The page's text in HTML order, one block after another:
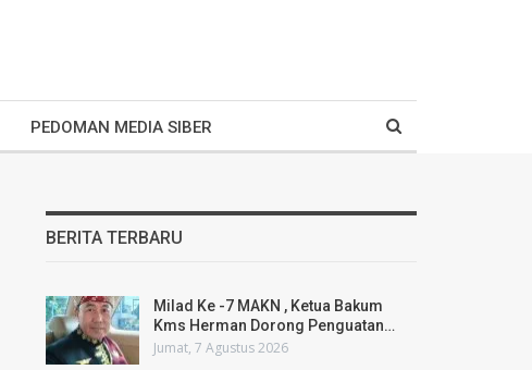
PEDOMAN MEDIA SIBER
BERITA TERBARU
Milad Ke -7 MAKN , Ketua Bakum
Kms Herman Dorong Penguatan…
Jumat, 7 Agustus 2026